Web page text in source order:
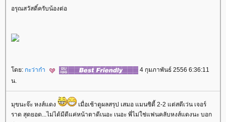
อรุณสวัสดิ์ครับน้องต่อ
ดย: กะว่าก๋า
4 กุมภาพันธ์ 2556 6:36:11
น.
มุขนะจ๊ะ หงส์แดง
เมื่อเช้าดูผลสรุป เสมอ แมนซิตี้ 2-2 แต่สตีเว่น เจอร์
ราด สุดยอด...ไม่ได้มีดีแค่หน้าตาดีเนอะ เนอะ พี่ไม่ใช่แฟนคลับหงส์แดงนะ บอก